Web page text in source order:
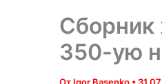
Сборник
350-ую
От Igor Basenko •